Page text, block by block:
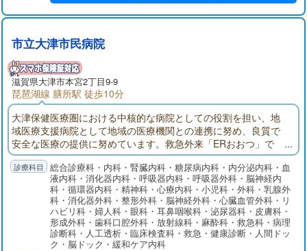
市立大津市民病院
滋賀県大津市本宮2丁目9-9
琵琶湖線 膳所駅 徒歩10分
大津保健医療圏における中核的な病院としての役割を担い、地
域医療支援病院として地域の医療機関との連携に努め、良質で
安全な医療の提供に努めています。救急外来「ERおおつ」で
は、24時間365日「とまらない救急」を掲げ、救急専門医を中心
に他科医師やICUと速やかに連携しています。健診センターでは
各種検診や予防接種を行うとともに、早期発見から内視鏡およ
び外科的手術治療、化学療法、放射線治療そして緩和ケアにい
たるまで、シームレスで集学的ながん診療を提供しています。
総合診療科・内科・腎臓内科・糖尿病内科・内分泌内科・血
液内科・消化器内科・呼吸器内科・呼吸器外科・脳神経内
科・循環器内科・精神科・心療内科・小児科・外科・乳腺外
科・消化器外科・整形外科・脳神経外科・心臓血管外科・リ
ハビリ科・婦人科・眼科・耳鼻咽喉科・泌尿器科・皮膚科・
形成外科・歯科口腔外科・放射線科・麻酔科・救急科・病理
診断科・人工透析・臨床検査科・救急・健康診断・人間ドッ
ク・脳ドック・緩和ケア内科